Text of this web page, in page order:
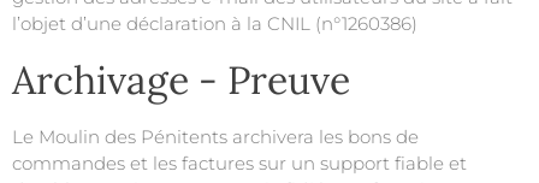
l’objet d’une déclaration à la CNIL (n°1260386)
Archivage - Preuve
Le Moulin des Pénitents archivera les bons de
commandes et les factures sur un support fiable et